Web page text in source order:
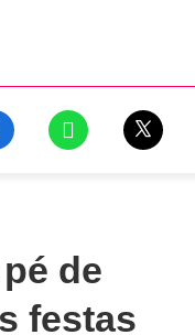
de
festas